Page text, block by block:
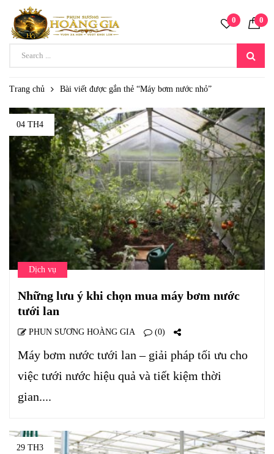
0 0
Trang chủ Bài viết được gắn thẻ “Máy bơm nước nhỏ”
04 TH4
Dịch vụ
Những lưu ý khi chọn mua máy bơm nước
tưới lan
PHUN SƯƠNG HOÀNG GIA (0)
Máy bơm nước tưới lan – giải pháp tối ưu cho
việc tưới nước hiệu quả và tiết kiệm thời
gian....
29 TH3